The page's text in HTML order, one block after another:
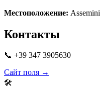
Местоположение: Assemini
Контакты
📞 +39 347 3905630
Сайт поля →
🛠